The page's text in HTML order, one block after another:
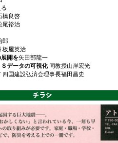
橋良啓
尾裕治
郎
板屋英治
開を矢田部龍一
データの可視化 同教授山岸宏光
四国建設弘済会理事長福田昌史